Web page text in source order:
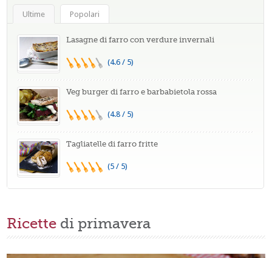
Ultime Popolari
Lasagne di farro con verdure invernali
(4.6 / 5)
Veg burger di farro e barbabietola rossa
(4.8 / 5)
Tagliatelle di farro fritte
(5 / 5)
Ricette di primavera